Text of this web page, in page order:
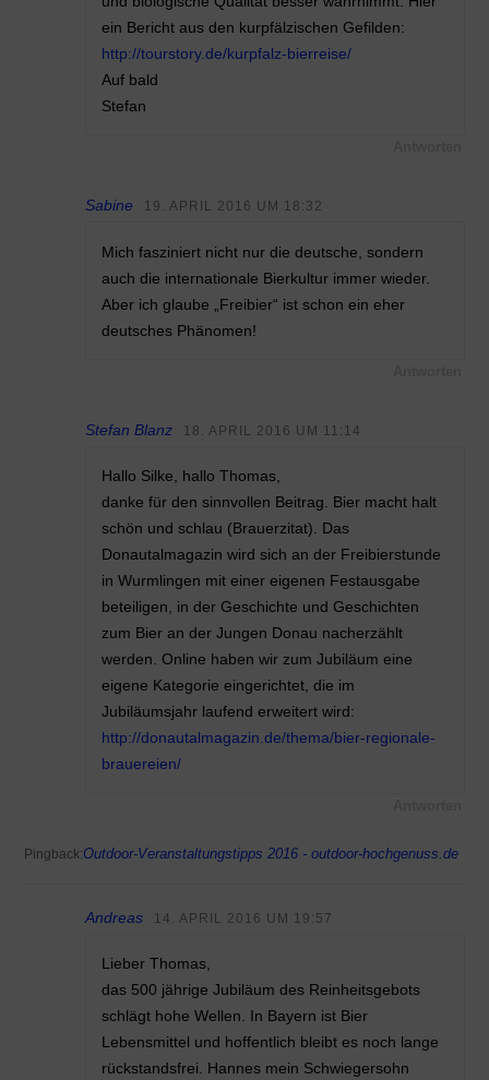
ein Bericht aus den kurpfälzischen Gefilden:
http://tourstory.de/kurpfalz-bierreise/
Auf bald
Stefan
Sabine 19. APRIL 2016 UM 18:32
Mich fasziniert nicht nur die deutsche, sondern
auch die internationale Bierkultur immer wieder.
Aber ich glaube „Freibier“ ist schon ein eher
deutsches Phänomen!
Stefan Blanz 18. APRIL 2016 UM 11:14
Hallo Silke, hallo Thomas,
danke für den sinnvollen Beitrag. Bier macht halt
schön und schlau (Brauerzitat). Das
Donautalmagazin wird sich an der Freibierstunde
in Wurmlingen mit einer eigenen Festausgabe
beteiligen, in der Geschichte und Geschichten
zum Bier an der Jungen Donau nacherzählt
werden. Online haben wir zum Jubiläum eine
eigene Kategorie eingerichtet, die im
Jubiläumsjahr laufend erweitert wird:
http://donautalmagazin.de/thema/bier-regionale-
brauereien/
Pingback:Outdoor-Veranstaltungstipps 2016 - outdoor-hochgenuss.de
Andreas 14. APRIL 2016 UM 19:57
Lieber Thomas,
das 500 jährige Jubiläum des Reinheitsgebots
schlägt hohe Wellen. In Bayern ist Bier
Lebensmittel und hoffentlich bleibt es noch lange
rückstandsfrei. Hannes mein Schwiegersohn